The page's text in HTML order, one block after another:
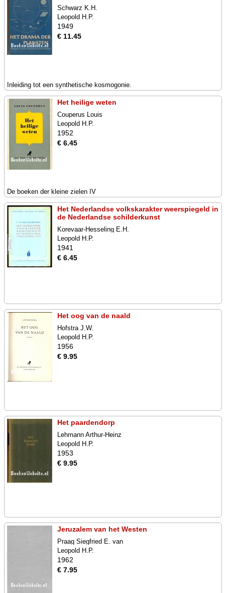
Schwarz K.H.
Leopold H.P.
1949
€ 11.45
Inleiding tot een synthetische kosmogonie.
Het heilige weten
Couperus Louis
Leopold H.P.
1952
€ 6.45
De boeken der kleine zielen IV
Het Nederlandse volkskarakter weerspiegeld in
de Nederlandse schilderkunst
Korevaar-Hesseling E.H.
Leopold H.P.
1941
€ 6.45
Het oog van de naald
Hofstra J.W.
Leopold H.P.
1956
€ 9.95
Het paardendorp
Lehmann Arthur-Heinz
Leopold H.P.
1953
€ 9.95
Jeruzalem van het Westen
Praag Siegfried E. van
Leopold H.P.
1962
€ 7.95